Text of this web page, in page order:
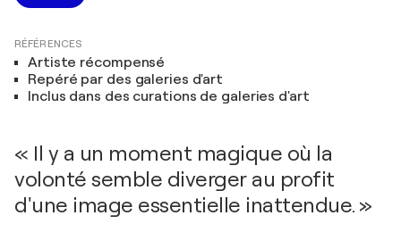
RÉFÉRENCES
Artiste récompensé
Repéré par des galeries d'art
Inclus dans des curations de galeries d'art
« Il y a un moment magique où la
volonté semble diverger au profit
d'une image essentielle inattendue. »